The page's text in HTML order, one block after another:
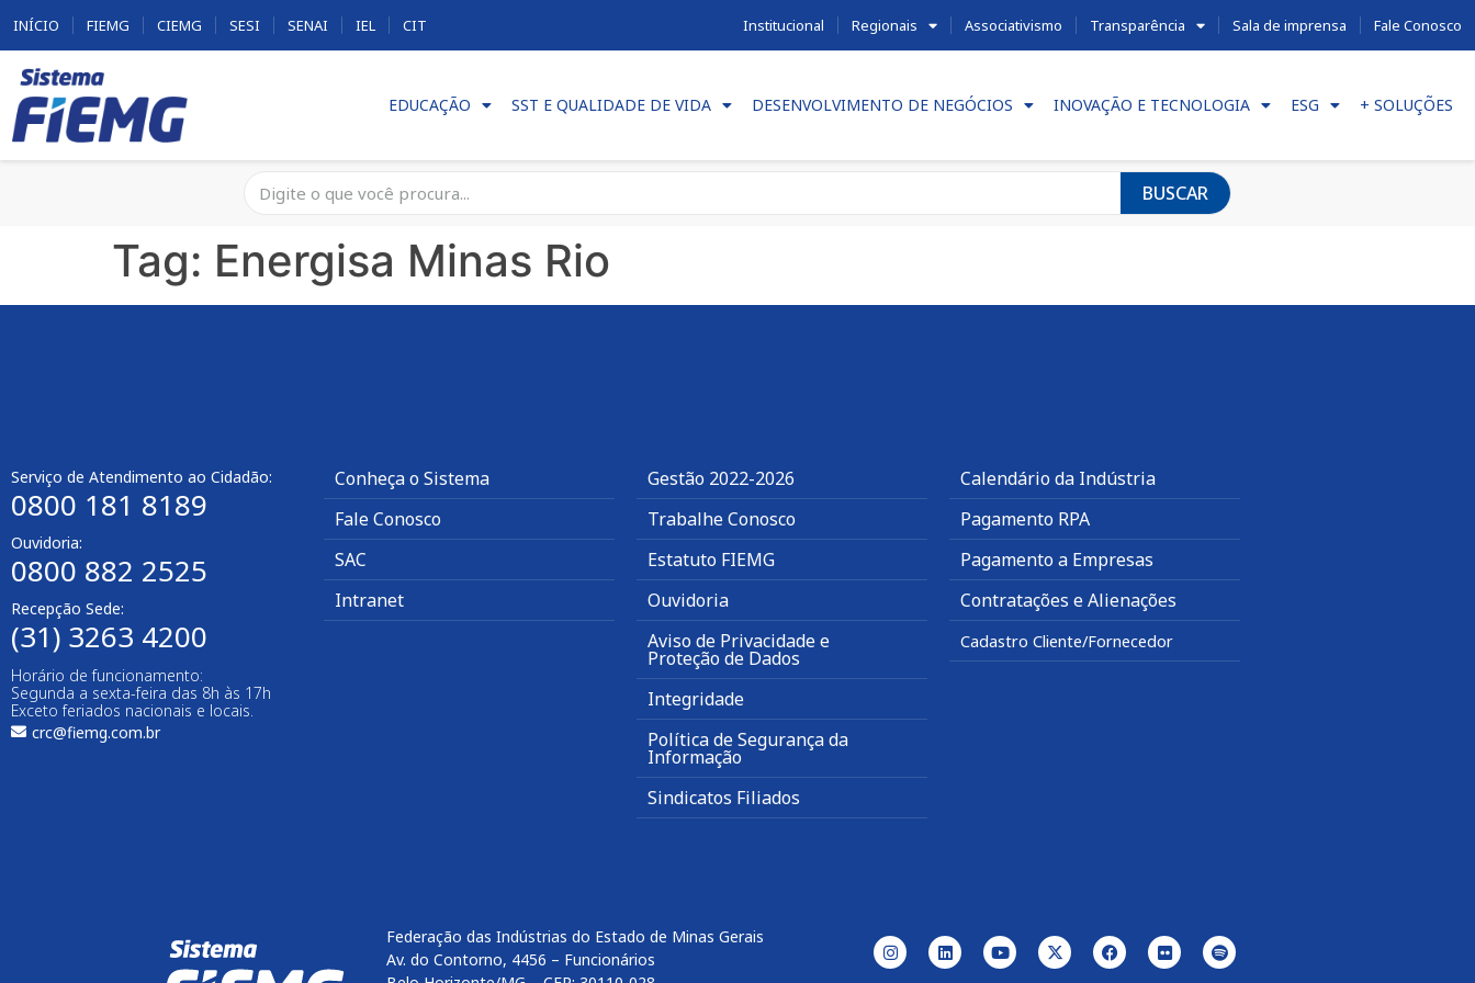
INÍCIO FIEMG CIEMG SESI SENAI IEL CIT Institucional Regionais Associativismo Transparência Sala de imprensa Fale Conosco
EDUCAÇÃO SST E QUALIDADE DE VIDA DESENVOLVIMENTO DE NEGÓCIOS INOVAÇÃO E TECNOLOGIA ESG + SOLUÇÕES
BUSCAR
Tag: Energisa Minas Rio
Serviço de Atendimento ao Cidadão:
0800 181 8189
Ouvidoria:
0800 882 2525​
Recepção Sede:
(31) 3263 4200
Horário de funcionamento:
Segunda a sexta-feira das 8h às 17h
Exceto feriados nacionais e locais.
crc@fiemg.com.br
Conheça o Sistema
Fale Conosco
SAC
Intranet
Gestão 2022-2026
Trabalhe Conosco
Estatuto FIEMG
Ouvidoria
Aviso de Privacidade e
Proteção de Dados
Integridade
Política de Segurança da
Informação
Sindicatos Filiados
Calendário da Indústria
Pagamento RPA
Pagamento a Empresas
Contratações e Alienações
Cadastro Cliente/Fornecedor
Federação das Indústrias do Estado de Minas Gerais
Av. do Contorno, 4456 – Funcionários